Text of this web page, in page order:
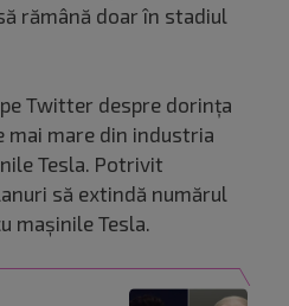
rămână doar în stadiul
Twitter despre dorința
mai mare din industria
Tesla. Potrivit
să extindă numărul
mașinile Tesla.